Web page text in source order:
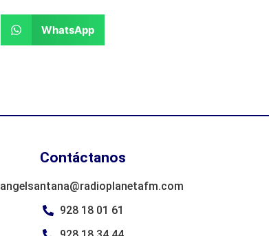
WhatsApp
Contáctanos
angelsantana@radioplanetafm.com
928 18 01 61